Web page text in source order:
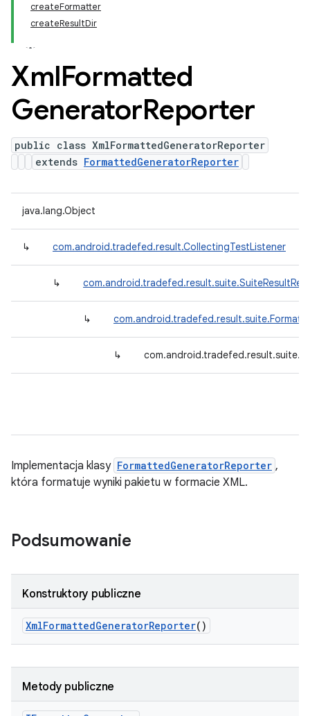
createFormatter
createResultDir
XmlFormatted
GeneratorReporter
public class XmlFormattedGeneratorReporter
extends FormattedGeneratorReporter
java.lang.Object
↳ com.android.tradefed.result.CollectingTestListener
↳
↳
↳
Implementacja klasy FormattedGeneratorReporter ,
która formatuje wyniki pakietu w formacie XML.
Podsumowanie
Konstruktory publiczne
XmlFormattedGeneratorReporter()
Metody publiczne